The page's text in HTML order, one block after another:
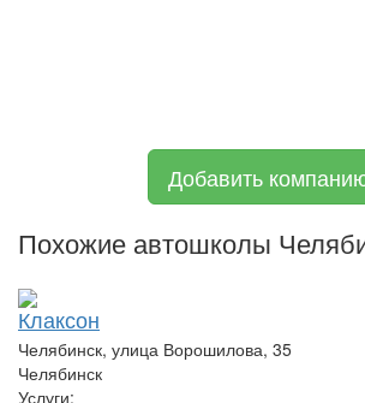
Добавить
Похожие автошколы
Клаксон
Челябинск, улица Ворошилова, 35
Челябинск
Услуги: